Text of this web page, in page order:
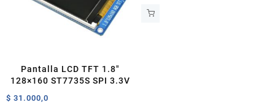
Pantalla LCD TFT 1.8″
128×160 ST7735S SPI 3.3V
$ 31.000,0